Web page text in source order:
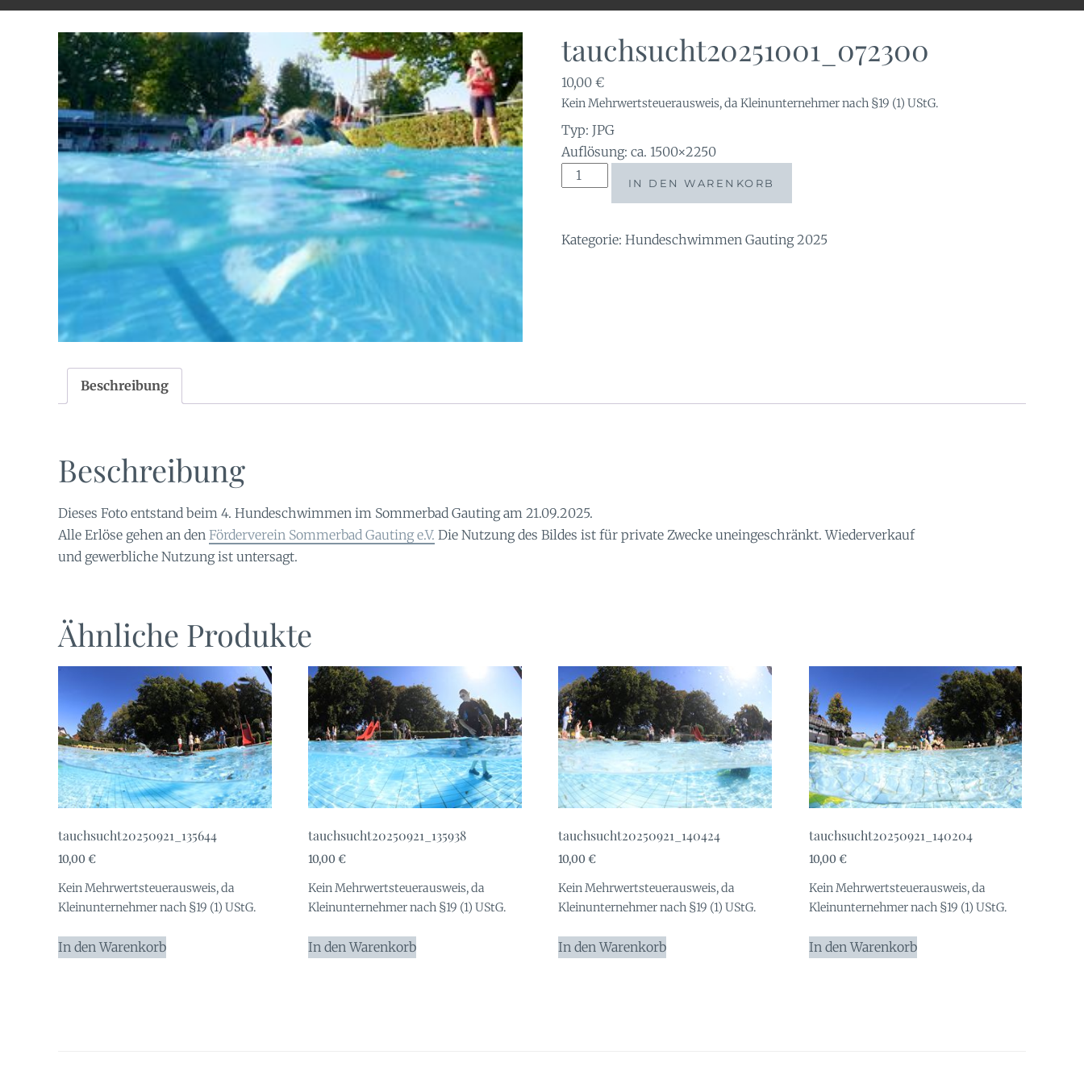
tauchsucht20251001_072300
10,00 €
Kein Mehrwertsteuerausweis, da Kleinunternehmer nach §19 (1) UStG.
Typ: JPG
Auflösung: ca. 1500×2250
tauchsucht20251001_072300
IN DEN WARENKORB
Kategorie: Hundeschwimmen Gauting 2025
Beschreibung
Beschreibung
Dieses Foto entstand beim 4. Hundeschwimmen im Sommerbad Gauting am 21.09.2025.
Alle Erlöse gehen an den Förderverein Sommerbad Gauting e.V. Die Nutzung des Bildes ist für private Zwecke uneingeschränkt. Wiederverkauf
und gewerbliche Nutzung ist untersagt.
Ähnliche Produkte
tauchsucht20250921_135644
10,00 €
Kein Mehrwertsteuerausweis, da
Kleinunternehmer nach §19 (1) UStG.
In den Warenkorb
tauchsucht20250921_135938
10,00€
Kein Mehrwertsteuerausweis, da
Kleinunternehmer nach §19 (1) UStG.
In den Warenkorb
tauchsucht20250921_140424
10,00€
Kein Mehrwertsteuerausweis, da
Kleinunternehmer nach §19 (1) UStG.
In den Warenkorb
tauchsucht20250921_140204
10,00 €
Kein Mehrwertsteuerausweis, da
Kleinunternehmer nach §19 (1) UStG.
In den Warenkorb